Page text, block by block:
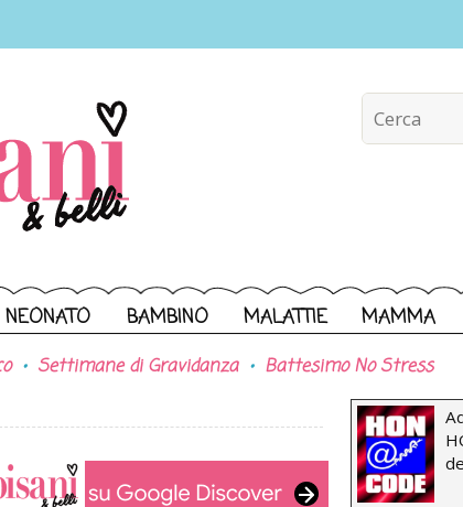
NEONATO BAMBINO MALATTIE MAMMA
Settimane di Gravidanza Battesimo No Stress